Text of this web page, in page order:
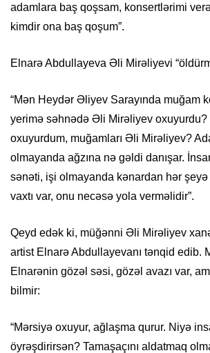
adamlara baş qoşsam, konsertlərimi
kimdir ona baş qoşum”.
Elnarə Abdullayeva Əli Mirəliyevi
“Mən Heydər Əliyev Sarayında muğam
yerimə səhnədə Əli Mirəliyev oxuyurdu?
oxuyurdum, muğamları Əli Mirəliyev?
olmayanda ağzına nə gəldi danışar.
sənəti, işi olmayanda kənardan hər şeyə
vaxtı var, onu necəsə yola verməlidir”.
Qeyd edək ki, müğənni Əli Mirəliyev
artist Elnarə Abdullayevanı tənqid edib.
Elnarənin gözəl səsi, gözəl avazı var,
bilmir:
“Mərsiyə oxuyur, ağlaşma qurur. Niyə
öyrəşdirirsən? Tamaşaçını aldatmaq